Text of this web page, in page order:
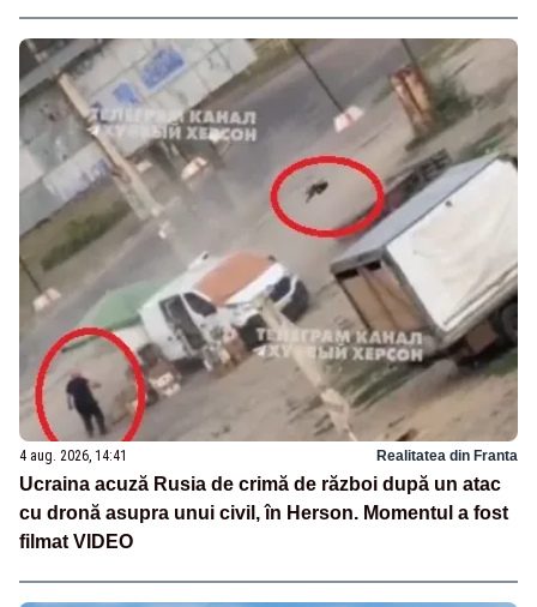
4 aug. 2026, 14:41 Realitatea din Franta
Ucraina acuză Rusia de crimă de război după un atac
cu dronă asupra unui civil, în Herson. Momentul a fost
filmat VIDEO